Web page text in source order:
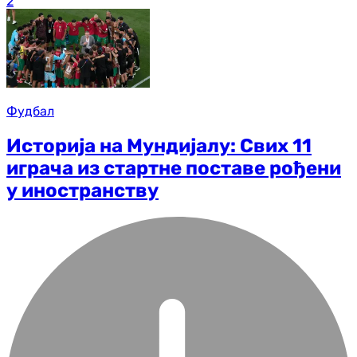
Фудбал
Историја на Мундијалу: Свих 11
играча из стартне поставе рођени
у иностранству